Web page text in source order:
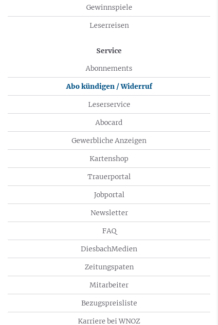
Gewinnspiele
Leserreisen
Service
Abonnements
Abo kündigen / Widerruf
Leserservice
Abocard
Gewerbliche Anzeigen
Kartenshop
Trauerportal
Jobportal
Newsletter
FAQ
DiesbachMedien
Zeitungspaten
Mitarbeiter
Bezugspreisliste
Karriere bei WNOZ